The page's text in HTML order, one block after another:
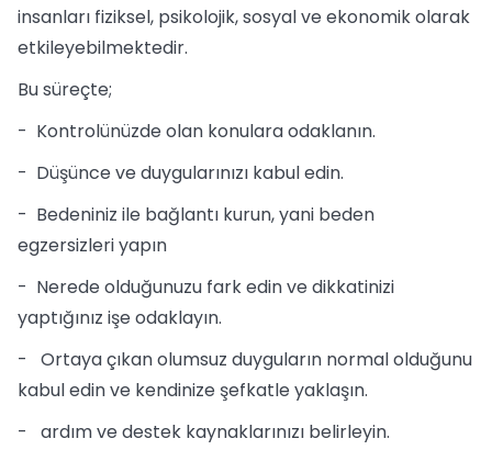
insanları fiziksel, psikolojik, sosyal ve ekonomik olarak
etkileyebilmektedir.
Bu süreçte;
- Kontrolünüzde olan konulara odaklanın.
- Düşünce ve duygularınızı kabul edin.
- Bedeniniz ile bağlantı kurun, yani beden
egzersizleri yapın
- Nerede olduğunuzu fark edin ve dikkatinizi
yaptığınız işe odaklayın.
- Ortaya çıkan olumsuz duyguların normal olduğunu
kabul edin ve kendinize şefkatle yaklaşın.
- ardım ve destek kaynaklarınızı belirleyin.